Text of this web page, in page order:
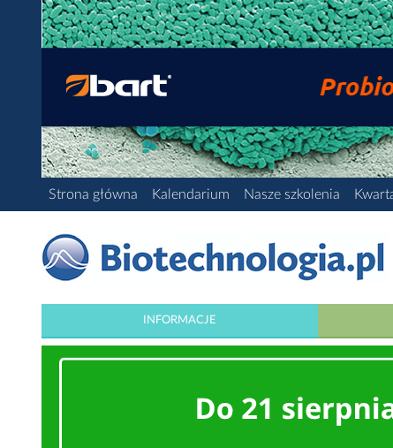
Strona główna Kalendarium Nasze szkolenia
INFORMACJE